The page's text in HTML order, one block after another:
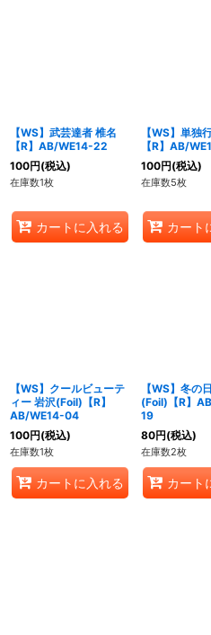
【WS】武芸達者 椎名
【R】AB/WE14-22
100円(税込)
在庫数1枚
カートに入れる
【WS】単独
【R】AB/
100円(税込)
在庫数5枚
カート
【WS】クールビューテ
ィー 岩沢(Foil)【R】
AB/WE14-04
100円(税込)
在庫数1枚
カートに入れる
【WS】冬の
(Foil)【R】
19
80円(税込)
在庫数2枚
カート